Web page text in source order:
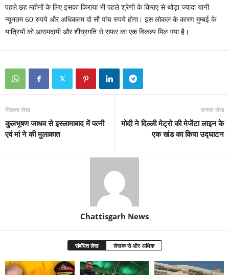
पहले छह महीनों के लिए इसका किराया भी पहले श्रेणी के किराए से थोड़ा ज्‍यादा यानी
न्‍यूनतम 60 रुपये और अधिकतम दो सौ पांच रुपये होगा। इस लोकल के कारण मुम्‍बई के
यात्रियों को आरामदायी और शीघ्रगति से सफर का एक विकल्‍प मिल गया है।
पिछला लेख
कुलभूषण जाधव से इस्लामाबाद में पत्नी
एवं मां ने की मुलाकात
अगला लेख
मोदी ने दिल्ली मेट्रो की मेजेंटा लाइन के
एक खंड का किया उद्घाटन
Chattisgarh News
संबंधित लेख लेखक से और अधिक